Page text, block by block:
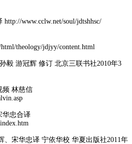
www.cclw.net/soul/jdtshhsc/
theology/jdjyy/content.html
毅 游冠辉 修订 北京三联书社2010年3
频 林慈信
华忠合译
、宋华忠译 宁依华校 华夏出版社2011年